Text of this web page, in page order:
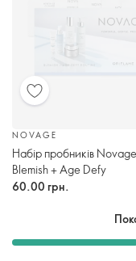
NOVAGE
Набір пробників
Blemish + Age Defy
60.00 грн.